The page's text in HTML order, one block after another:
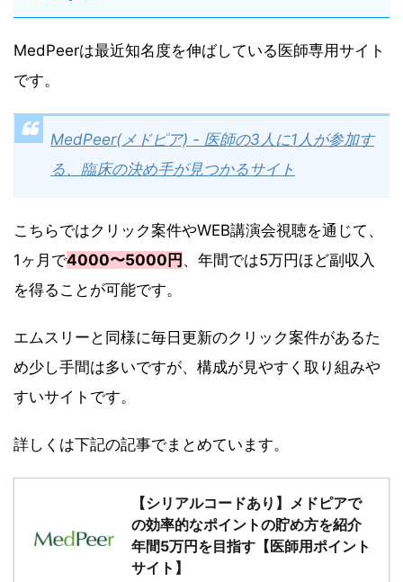
MedPeerは最近知名度を伸ばしている医師専用サイト
です。
MedPeer(メドピア) - 医師の3人に1人が参加す
る、臨床の決め手が見つかるサイト
こちらではクリック案件やWEB講演会視聴を通じて、
1ヶ月で4000〜5000円、年間では5万円ほど副収入
を得ることが可能です。
エムスリーと同様に毎日更新のクリック案件があるた
め少し手間は多いですが、構成が見やすく取り組みや
すいサイトです。
詳しくは下記の記事でまとめています。
【シリアルコードあり】メドピアで
の効率的なポイントの貯め方を紹介
年間5万円を目指す【医師用ポイント
サイト】